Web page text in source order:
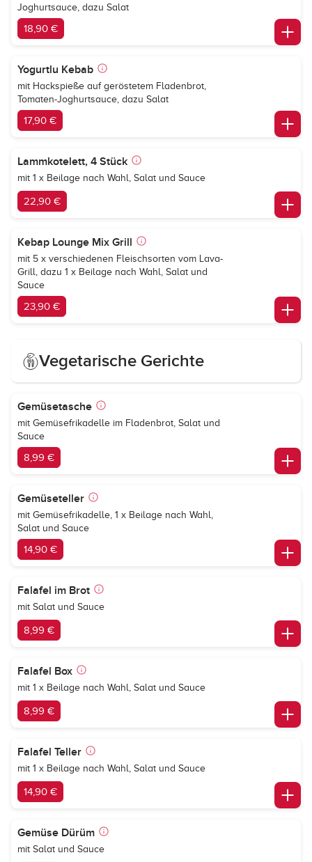
Joghurtsauce, dazu Salat
18,90 €
Yogurtlu Kebab
mit Hackspieße auf geröstetem Fladenbrot,
Tomaten-Joghurtsauce, dazu Salat
17,90 €
Lammkotelett, 4 Stück
mit 1 x Beilage nach Wahl, Salat und Sauce
22,90 €
Kebap Lounge Mix Grill
mit 5 x verschiedenen Fleischsorten vom Lava-
Grill, dazu 1 x Beilage nach Wahl, Salat und
Sauce
23,90 €
Vegetarische Gerichte
Gemüsetasche
mit Gemüsefrikadelle im Fladenbrot, Salat und
Sauce
8,99 €
Gemüseteller
mit Gemüsefrikadelle, 1 x Beilage nach Wahl,
Salat und Sauce
14,90 €
Falafel im Brot
mit Salat und Sauce
8,99 €
Falafel Box
mit 1 x Beilage nach Wahl, Salat und Sauce
8,99 €
Falafel Teller
mit 1 x Beilage nach Wahl, Salat und Sauce
14,90 €
Gemüse Dürüm
mit Salat und Sauce